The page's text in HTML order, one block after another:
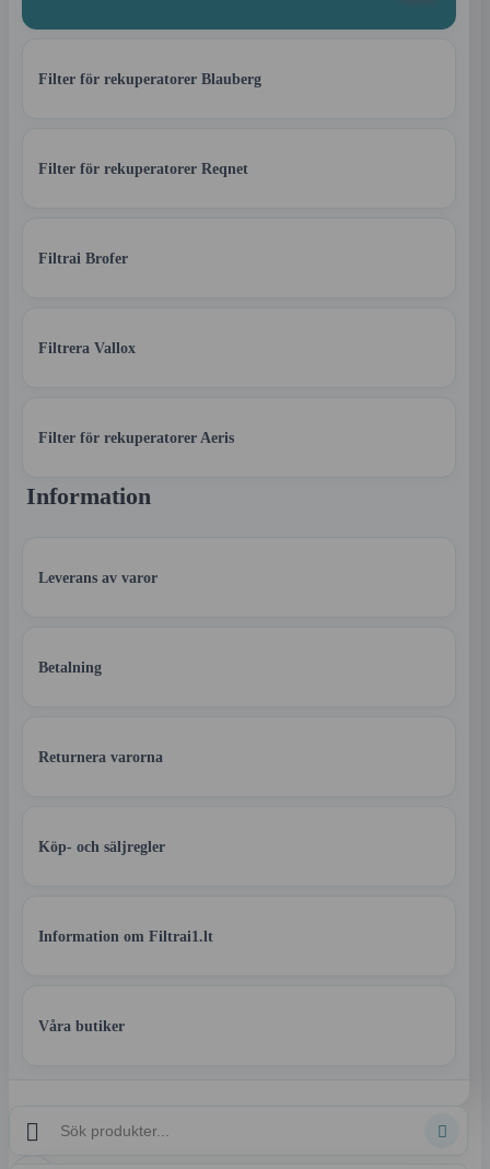
Filter för rekuperatorer Blauberg
Filter för rekuperatorer Reqnet
Filtrai Brofer
Filtrera Vallox
Filter för rekuperatorer Aeris
Information
Leverans av varor
Betalning
Returnera varorna
Köp- och säljregler
Information om Filtrai1.lt
Våra butiker
 